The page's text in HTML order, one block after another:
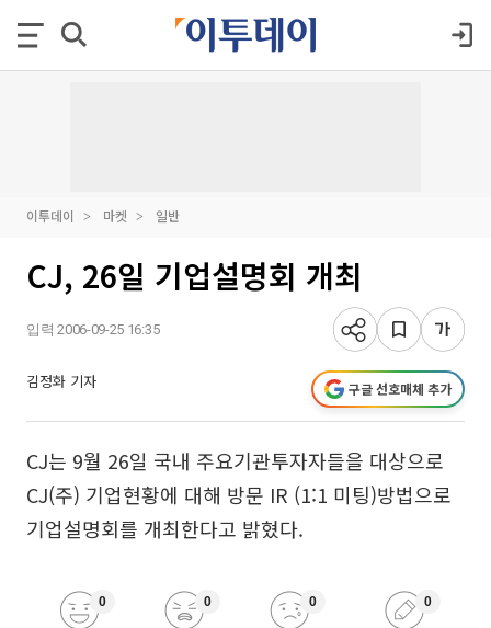
이투데이 마켓 일반
CJ, 26일 기업설명회 개최
입력 2006-09-25 16:35
김정화 기자 구글 선호매체 추가
CJ는 9월 26일 국내 주요기관투자자들을 대상으로
CJ(주) 기업현황에 대해 방문 IR (1:1 미팅)방법으로
기업설명회를 개최한다고 밝혔다.
0 0 0 0